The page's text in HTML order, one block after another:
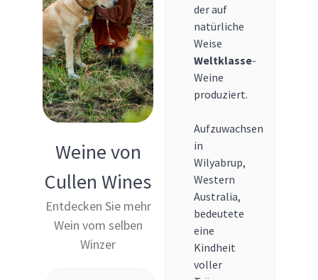
Weine von
Cullen Wines
Entdecken Sie mehr
Wein vom selben
Winzer
der auf
natürliche
Weise
Weltklasse-
Weine
produziert.
Aufzuwachsen
in
Wilyabrup,
Western
Australia,
bedeutete
eine
Kindheit
voller